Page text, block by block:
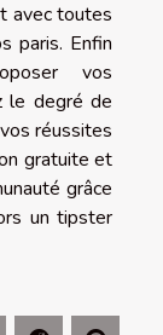
avec toutes
paris. Enfin
vos
le degré de
réussites
gratuite et
grâce
un tipster